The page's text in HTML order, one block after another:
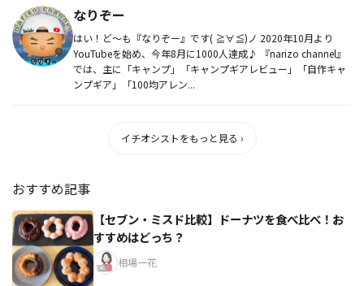
なりぞー
はい！ど〜も『なりぞー』です( ≧∀≦)ノ 2020年10月より
YouTubeを始め、今年8月に1000人達成♪ 『narizo channel』
では、主に「キャンプ」「キャンプギアレビュー」「自作キャ
ンプギア」「100均アレン...
イチオシストをもっと見る ›
おすすめ記事
【セブン・ミスド比較】ドーナツを食べ比べ！お
すすめはどっち？
相場一花